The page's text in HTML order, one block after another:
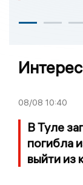
08/08 10:40
В Туле
погибла
выйти из